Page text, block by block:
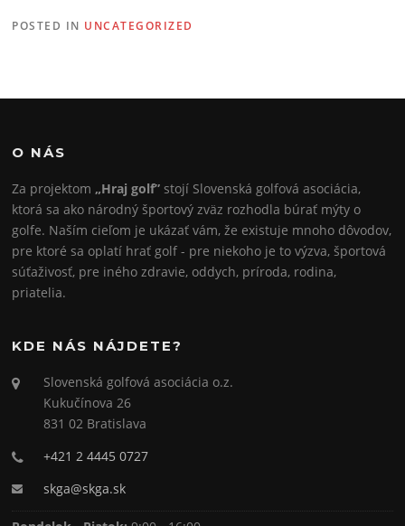
POSTED IN UNCATEGORIZED
O NÁS
Za projektom„Hraj golf” stojí Slovenská golfová asociácia,
ktorá sa ako národný športový zväz rozhodla búrať mýty o
golfe. Naším cieľom je ukázať vám, že existuje mnoho dôvodov,
pre ktoré sa oplatí hrať golf - pre niekoho je to výzva, športová
súťaživosť, pre iného zdravie, oddych, príroda, rodina,
priatelia.
KDE NÁS NÁJDETE?
Slovenská golfová asociácia o.z.
Kukučínova 26
831 02 Bratislava
+421 2 4445 0727
skga@skga.sk